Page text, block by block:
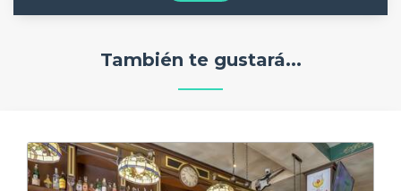
También te gustará...